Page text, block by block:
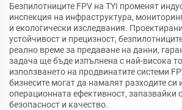
Безпилотниците FPV на TYI променят
инспекция на инфраструктура,
и екологически изследвания.
устойчивост и прецизност,
реално време за предаване на данни,
задача ще бъде изпълнена с най-висока
използването на продвинатите системи
бизнесите могат да намалят разходите си
операционната ефективност, запазвайки
безопасност и качество.